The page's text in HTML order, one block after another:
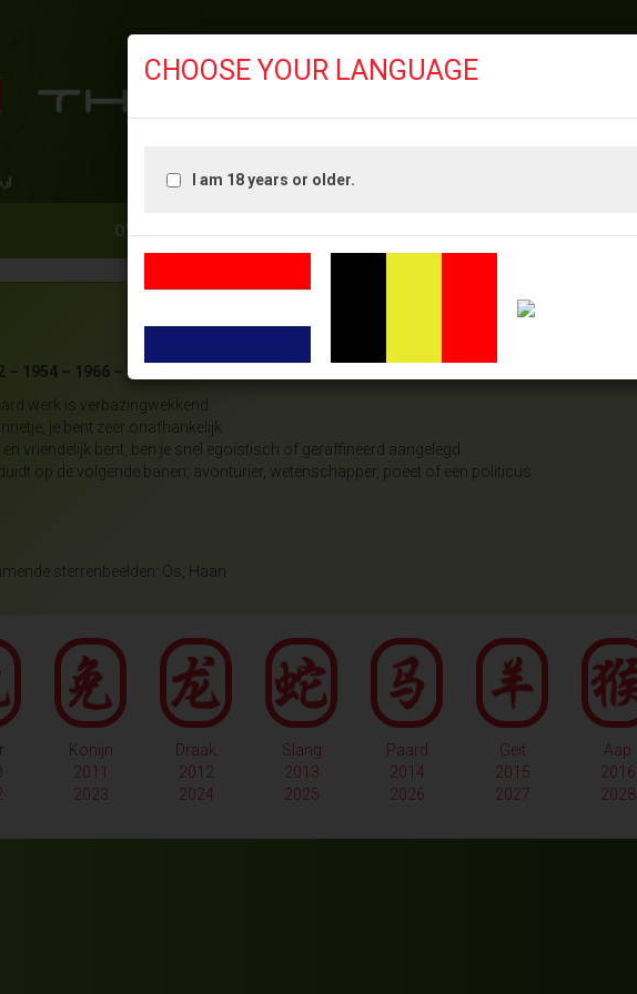
OVER ONS PRODUCTEN DIERENRIEM
– 1954 – 1966 – 1978 – 1990 – 2002 - 2014
werk is verbazingwekkend.
je bent zeer onafhankelijk.
en vriendelijk bent, ben je snel egoïstisch of geraffineerd aangelegd.
op de volgende banen; avonturier, wetenschapper, poëet of een politicus.
sterrenbeelden: Os, Haan
Konijn
2011
2023
Draak
2012
2024
Slang
2013
2025
Paard
2014
2026
Geit
2015
2027
Aap
2016
2028
CHOOSE YOUR LANGUAGE
I am 18 years or older.